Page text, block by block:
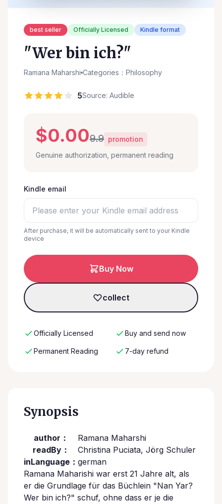
best seller Officially Licensed Kindle format
"Wer bin ich?"
Ramana Maharshi Categories：Philosophy
5Source: Audible
$0.009.9 promotion
Genuine authorization, permanent reading
Kindle email
After purchase, it will be automatically sent to your Kindle
device
Buy Now
collect
Officially Licensed Buy and send now
Permanent Reading 7-day refund
Synopsis
author：
Ramana Maharshi
readBy：
Christina Puciata, Jörg Schuler
inLanguage： german
Ramana Maharishi war erst 21 Jahre alt, als
er die Grundlage für das Büchlein "Nan Yar?
Wer bin ich?" schuf, ohne dass er je die